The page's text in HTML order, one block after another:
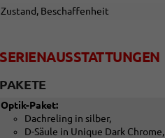
Zustand, Beschaffenheit
SERIENAUSSTATTUNGEN
PAKETE
Optik-Paket:
Dachreling in silber,
D-Säule in Unique Dark Chrome,